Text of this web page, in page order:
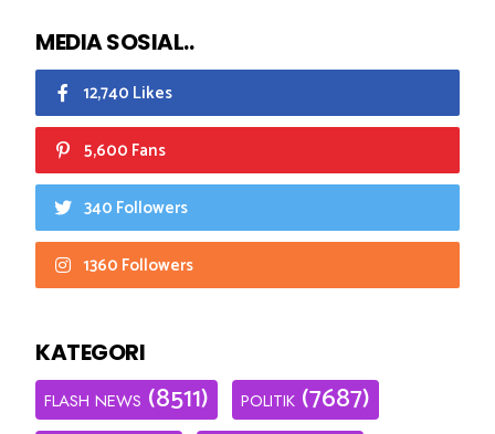
MEDIA SOSIAL..
12,740 Likes
5,600 Fans
340 Followers
1360 Followers
KATEGORI
FLASH NEWS (8511) POLITIK (7687)